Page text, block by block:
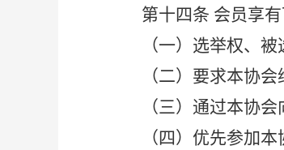
第十四条 会员享有
（一）选举权、被
（二）要求本协
（三）通过本协
（四）优先参加